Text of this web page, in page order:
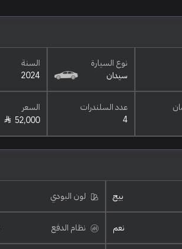
نوع السيارة
سيدان
السنة
2024
عدد السلندرات
4
السعر
52,000
بيج لون البودي
نعم نظام الدفع